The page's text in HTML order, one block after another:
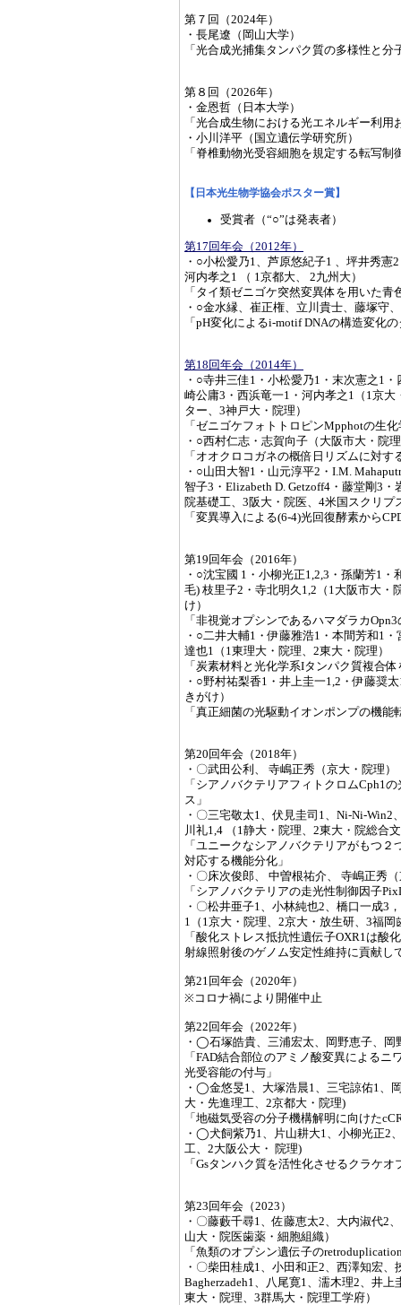
第７回（2024年）
・長尾遼（岡山大学）
「光合成光捕集タンパク質の多様性と分
第８回（2026年）
・金恩哲（日本大学）
「光合成生物における光エネルギー利
・小川洋平（国立遺伝学研究所）
「脊椎動物光受容細胞を規定する転写
【日本光生物学協会ポスター賞】
受賞者（“○”は発表者）
第17回年会（2012年）
・○小松愛乃1、芦原悠紀子1 、坪井秀憲
河内孝之1 （ 1京都大、 2九州大）
「タイ類ゼニゴケ突然変異体を用いた
・○金水縁、崔正権、立川貴士、藤塚守
「pH変化によるi-motif DNAの構造変化
第18回年会（2014年）
・○寺井三佳1・小松愛乃1・末次憲之1
崎公庸3・西浜竜一1・河内孝之1（1京
ター、3神戸大・院理）
「ゼニゴケフォトトロピンMpphotの生
・○西村仁志・志賀向子（大阪市大・院
「オオクロコガネの概倍日リズムに対す
・○山田大智1・山元淳平2・I.M.
智子3・Elizabeth D. Getzoff4・藤堂剛3
院基礎工、3阪大・院医、4米国スクリプ
「変異導入による(6-4)光回復酵素から
第19回年会（2016年）
・○沈宝國 1・小柳光正1,2,3・孫蘭芳1
毛) 枝里子2・寺北明久1,2（1大阪市大・
け）
「非視覚オプシンであるハマダラカ
・○二井大輔1・伊藤雅浩1・本間芳和1
達也1（1東理大・院理、2東大・院理）
「炭素材料と光化学系Iタンパク質複合
・○野村祐梨香1・井上圭一1,2・伊藤奨
きがけ）
「真正細菌の光駆動イオンポンプの機能
第20回年会（2018年）
・〇武田公利、 寺嶋正秀（京大・院理）
「シアノバクテリアフィトクロムCph1
ス」
・〇三宅敬太1、伏見圭司1、Ni-Ni-
川礼1,4 （1静大・院理、2東大・院総合
「ユニークなシアノバクテリアがもつ
対応する機能分化」
・〇床次俊郎、 中曽根祐介、 寺嶋正秀
「シアノバクテリアの走光性制御因子
・〇松井亜子1、小林純也2、橋口一成3
1（1京大・院理、2京大・放生研、3福岡
「酸化ストレス抵抗性遺伝子OXR1は酸
射線照射後のゲノム安定性維持に貢献し
第21回年会（2020年）
※コロナ禍により開催中止
第22回年会（2022年）
・◯石塚皓貴、三浦宏太、岡野恵子、岡
「FAD結合部位のアミノ酸変異による
光受容能の付与」
・◯金悠旻1、大塚浩晨1、三宅諒佑1、
大・先進理工、2京都大・院理)
「地磁気受容の分子機構解明に向けた
・◯犬飼紫乃1、片山耕大1、小柳光正2
工、2大阪公大・ 院理)
「Gsタンハク質を活性化させるクラケ
第23回年会（2023）
・〇藤藪千尋1、佐藤恵太2、大内淑代2
山大・院医歯薬・細胞組織）
「魚類のオプシン遺伝子の
・〇柴田桂成1、小田和正2、西澤知宏
Bagherzadeh1、八尾寛1、濡木理2、井
東大・院理、3群馬大・院理工学府）